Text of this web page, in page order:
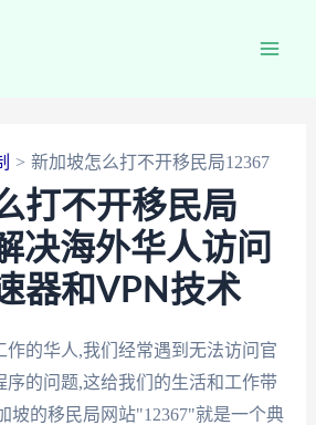
新加坡怎么打不开移民局12367
打不开移民局
决海外华人访问
器和VPN技术
作的华人,我们经常遇到无法访问官
序的问题,这给我们的生活和工作带
坡的移民局网站"12367"就是一个典